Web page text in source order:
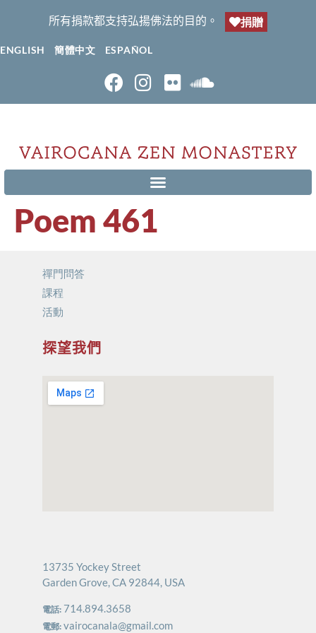
所有捐款都支持弘揚佛法的目的。 捐贈
ENGLISH 簡體中文 ESPAÑOL
Poem 461
禪門問答
課程
活動
探望我們
13735 Yockey Street
Garden Grove, CA 92844, USA
電話: 714.894.3658
電郵: vairocanala@gmail.com